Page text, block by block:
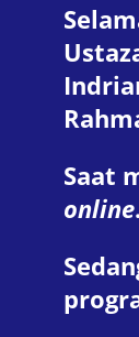
Saat
online